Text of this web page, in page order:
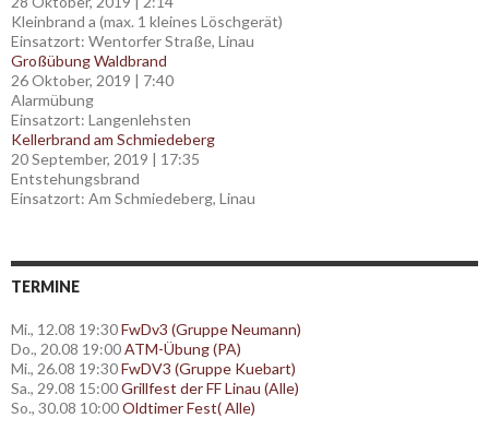
Kleinbrand a (max. 1 kleines Löschgerät)
Einsatzort: Wentorfer Straße, Linau
Großübung Waldbrand
26 Oktober, 2019 | 7:40
Alarmübung
Einsatzort: Langenlehsten
Kellerbrand am Schmiedeberg
20 September, 2019 | 17:35
Entstehungsbrand
Einsatzort: Am Schmiedeberg, Linau
TERMINE
Mi., 12.08 19:30FwDv3 (Gruppe Neumann)
Do., 20.08 19:00ATM-Übung (PA)
Mi., 26.08 19:30FwDV3 (Gruppe Kuebart)
Sa., 29.08 15:00Grillfest der FF Linau (Alle)
So., 30.08 10:00Oldtimer Fest( Alle)